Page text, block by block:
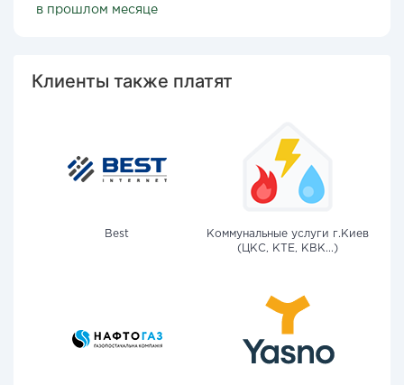
в прошлом месяце
Клиенты также платят
Best
Коммунальные услуги г.Киев
(ЦКС, КТЕ, КВК...)